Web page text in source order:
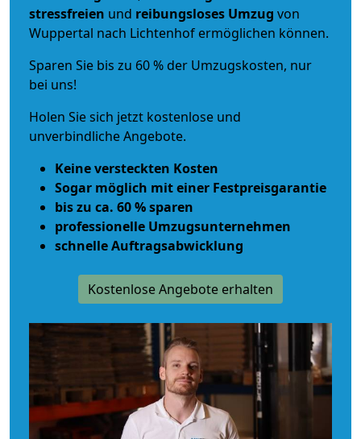
stressfreien und reibungsloses Umzug von
Wuppertal nach Lichtenhof ermöglichen können.
Sparen Sie bis zu 60 % der Umzugskosten, nur
bei uns!
Holen Sie sich jetzt kostenlose und
unverbindliche Angebote.
Keine versteckten Kosten
Sogar möglich mit einer Festpreisgarantie
bis zu ca. 60 % sparen
professionelle Umzugsunternehmen
schnelle Auftragsabwicklung
Kostenlose Angebote erhalten